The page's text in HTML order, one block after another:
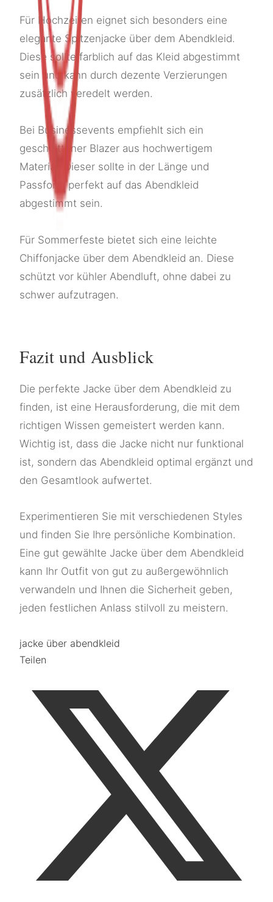
Für Hochzeiten eignet sich besonders eine
elegante Spitzenjacke über dem Abendkleid.
Diese sollte farblich auf das Kleid abgestimmt
sein und kann durch dezente Verzierungen
zusätzlich veredelt werden.
Bei Businessevents empfiehlt sich ein
geschnittener Blazer aus hochwertigem
Material. Dieser sollte in der Länge und
Passform perfekt auf das Abendkleid
abgestimmt sein.
Für Sommerfeste bietet sich eine leichte
Chiffonjacke über dem Abendkleid an. Diese
schützt vor kühler Abendluft, ohne dabei zu
schwer aufzutragen.
Fazit und Ausblick
Die perfekte Jacke über dem Abendkleid zu
finden, ist eine Herausforderung, die mit dem
richtigen Wissen gemeistert werden kann.
Wichtig ist, dass die Jacke nicht nur funktional
ist, sondern das Abendkleid optimal ergänzt und
den Gesamtlook aufwertet.
Experimentieren Sie mit verschiedenen Styles
und finden Sie Ihre persönliche Kombination.
Eine gut gewählte Jacke über dem Abendkleid
kann Ihr Outfit von gut zu außergewöhnlich
verwandeln und Ihnen die Sicherheit geben,
jeden festlichen Anlass stilvoll zu meistern.
jacke über abendkleid
Teilen